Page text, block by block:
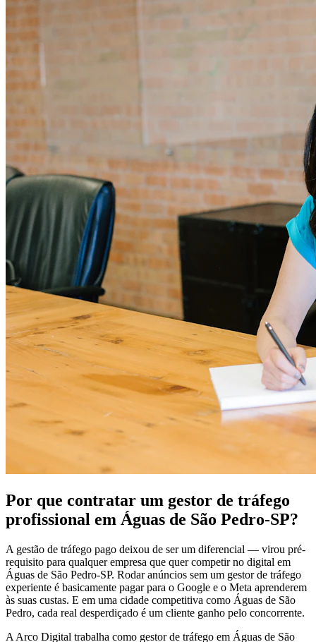
Por que contratar um gestor de tráfego
profissional em Águas de São Pedro-SP?
A gestão de tráfego pago deixou de ser um diferencial — virou pré-
requisito para qualquer empresa que quer competir no digital em
Águas de São Pedro-SP. Rodar anúncios sem um gestor de tráfego
experiente é basicamente pagar para o Google e o Meta aprenderem
às suas custas. E em uma cidade competitiva como Águas de São
Pedro, cada real desperdiçado é um cliente ganho pelo concorrente.
A Arco Digital trabalha como gestor de tráfego em Águas de São